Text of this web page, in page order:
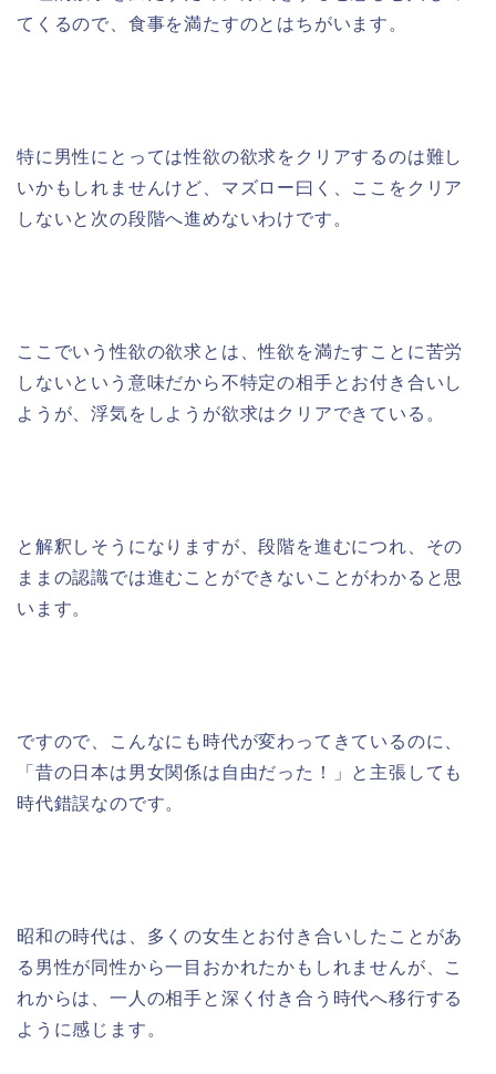
てくるので、食事を満たすのとはちがいます。
特に男性にとっては性欲の欲求をクリアするのは難し
いかもしれませんけど、マズロー曰く、ここをクリア
しないと次の段階へ進めないわけです。
ここでいう性欲の欲求とは、性欲を満たすことに苦労
しないという意味だから不特定の相手とお付き合いし
ようが、浮気をしようが欲求はクリアできている。
と解釈しそうになりますが、段階を進むにつれ、その
ままの認識では進むことができないことがわかると思
います。
ですので、こんなにも時代が変わってきているのに、
「昔の日本は男女関係は自由だった！」と主張しても
時代錯誤なのです。
昭和の時代は、多くの女生とお付き合いしたことがあ
る男性が同性から一目おかれたかもしれませんが、こ
れからは、一人の相手と深く付き合う時代へ移行する
ように感じます。